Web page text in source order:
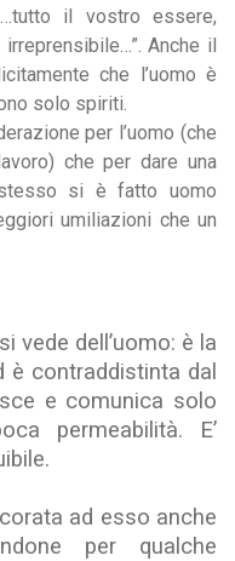
il vostro essere,
Anche il
che l’uomo è
solo spiriti.
per l’uomo (che
che per dare una
si è fatto uomo
umiliazioni che un
vede dell’uomo: è la
è contraddistinta dal
e comunica solo
permeabilità. E’
ad esso anche
per qualche